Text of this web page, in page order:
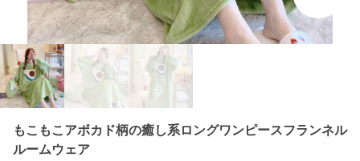
もこもこアボカド柄の癒し系ロングワンピースフランネル
ルームウェア